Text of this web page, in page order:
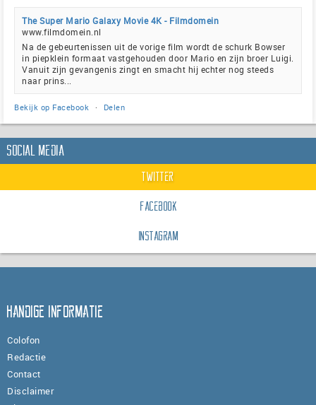
The Super Mario Galaxy Movie 4K - Filmdomein
www.filmdomein.nl
Na de gebeurtenissen uit de vorige film wordt de schurk Bowser
in piepklein formaat vastgehouden door Mario en zijn broer Luigi.
Vanuit zijn gevangenis zingt en smacht hij echter nog steeds
naar prins...
Bekijk op Facebook · Delen
Social Media
Twitter
Facebook
Instagram
Handige informatie
Colofon
Redactie
Contact
Disclaimer